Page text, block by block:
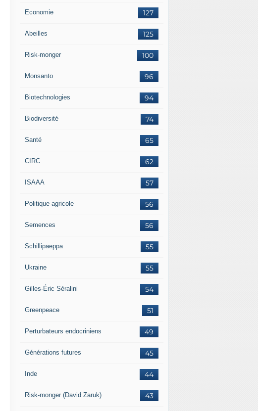
127
Economie
125
Abeilles
100
Risk-monger
96
Monsanto
94
Biotechnologies
74
Biodiversité
65
Santé
62
CIRC
57
ISAAA
56
Politique agricole
56
Semences
55
Schillipaeppa
55
Ukraine
54
Gilles-Éric Séralini
51
Greenpeace
49
Perturbateurs endocriniens
45
Générations futures
44
Inde
43
Risk-monger (David Zaruk)